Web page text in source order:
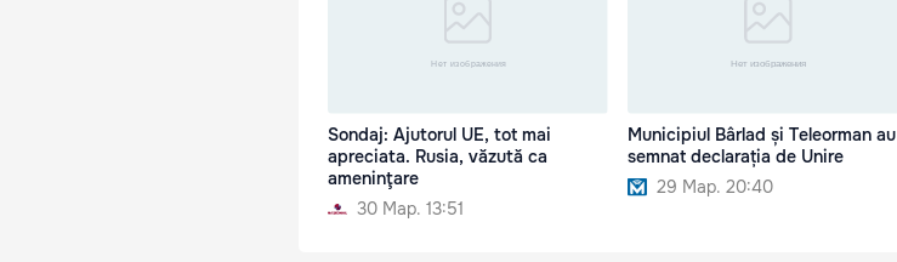
Sondaj: Ajutorul UE, tot mai
apreciata. Rusia, văzută ca
ameninţare
30 Мар. 13:51
Municipiul Bârlad și Teleorman au
semnat declarația de Unire
29 Мар. 20:40